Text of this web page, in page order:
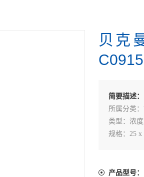
贝克
简要描述：
所属分类
类型：浓
规格：25 x
产品型号：